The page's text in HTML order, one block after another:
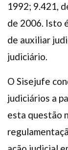
1992; 9.421,
de 2006. Isto
de auxiliar
judiciário.
O Sisejufe
judiciários a
esta questão